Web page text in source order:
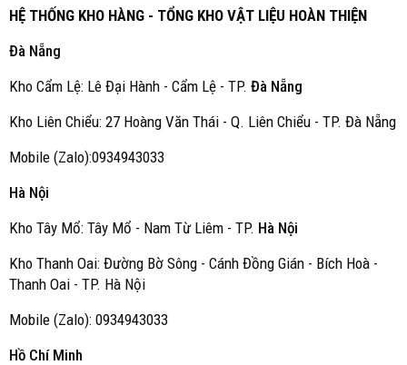
HỆ THỐNG KHO HÀNG - TỔNG KHO VẬT LIỆU HOÀN THIỆN
Đà Nẵng
Kho Cẩm Lệ: Lê Đại Hành - Cẩm Lệ - TP. Đà Nẵng
Kho Liên Chiểu: 27 Hoàng Văn Thái - Q. Liên Chiểu - TP. Đà Nẵng
Mobile (Zalo):0934943033
Hà Nội
Kho Tây Mổ: Tây Mổ - Nam Từ Liêm - TP. Hà Nội
Kho Thanh Oai: Đường Bờ Sông - Cánh Đồng Gián - Bích Hoà -
Thanh Oai - TP. Hà Nội
Mobile (Zalo): 0934943033
Hồ Chí Minh